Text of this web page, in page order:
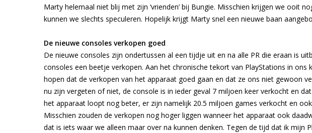
Marty helemaal niet blij met zijn ‘vrienden’ bij Bungie. Misschien krijgen we ooit
kunnen we slechts speculeren. Hopelijk krijgt Marty snel een nieuwe baan
De nieuwe consoles verkopen goed
De nieuwe consoles zijn ondertussen al een tijdje uit en na alle PR die eraan is
consoles een beetje verkopen. Aan het chronische tekort van PlayStations in ons
hopen dat de verkopen van het apparaat goed gaan en dat ze ons niet gewoon
nu zijn vergeten of niet, de console is in ieder geval 7 miljoen keer verkocht en
het apparaat loopt nog beter, er zijn namelijk 20.5 miljoen games verkocht en
Misschien zouden de verkopen nog hoger liggen wanneer het apparaat ook
dat is iets waar we alleen maar over na kunnen denken. Tegen de tijd dat ik mijn